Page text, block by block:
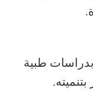
بدراسات طبية